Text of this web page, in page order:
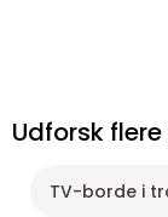
Udforsk
TV-borde i